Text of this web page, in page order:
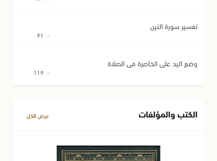
تفسير سورة التين
وضع اليد على الخاصرة في الصلاة
الكتب والمؤلفات عرض الكل